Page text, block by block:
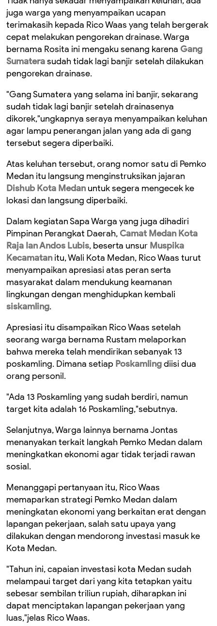
juga warga yang menyampaikan ucapan
terimakasih kepada Rico Waas yang telah bergerak
cepat melakukan pengorekan drainase. Warga
bernama Rosita ini mengaku senang karena Gang
Sumaterasudah tidak lagi banjir setelah dilakukan
pengorekan drainase.
"Gang Sumatera yang selama ini banjir, sekarang
sudah tidak lagi banjir setelah drainasenya
dikorek,"ungkapnya seraya menyampaikan keluhan
agar lampu penerangan jalan yang ada di gang
tersebut segera diperbaiki.
Atas keluhan tersebut, orang nomor satu di Pemko
Medan itu langsung menginstruksikan jajaran
Dishub Kota Medan untuk segera mengecek ke
lokasi dan langsung diperbaiki.
Dalam kegiatan Sapa Warga yang juga dihadiri
Pimpinan Perangkat Daerah, Camat Medan Kota
Raja Ian Andos Lubis, beserta unsur Muspika
Kecamatan itu, Wali Kota Medan, Rico Waas turut
menyampaikan apresiasi atas peran serta
masyarakat dalam mendukung keamanan
lingkungan dengan menghidupkan kembali
siskamling.
Apresiasi itu disampaikan Rico Waas setelah
seorang warga bernama Rustam melaporkan
bahwa mereka telah mendirikan sebanyak 13
poskamling. Dimana setiap Poskamlingdiisi dua
orang personil.
"Ada 13 Poskamling yang sudah berdiri, namun
target kita adalah 16 Poskamling,"sebutnya.
Selanjutnya, Warga lainnya bernama Jontas
menanyakan terkait langkah Pemko Medan dalam
meningkatkan ekonomi agar tidak terjadi rawan
sosial.
Menanggapi pertanyaan itu, Rico Waas
memaparkan strategi Pemko Medan dalam
meningkatan ekonomi yang berkaitan erat dengan
lapangan pekerjaan, salah satu upaya yang
dilakukan dengan mendorong investasi masuk ke
Kota Medan.
"Tahun ini, capaian investasi kota Medan sudah
melampaui target dari yang kita tetapkan yaitu
sebesar sembilan triliun rupiah, diharapkan ini
dapat menciptakan lapangan pekerjaan yang
luas,"jelas Rico Waas.